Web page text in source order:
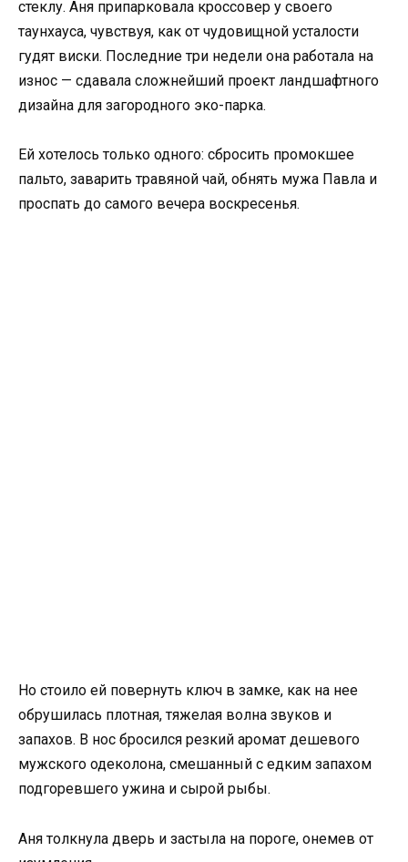
стеклу. Аня припарковала кроссовер у своего
таунхауса, чувствуя, как от чудовищной усталости
гудят виски. Последние три недели она работала на
износ — сдавала сложнейший проект ландшафтного
дизайна для загородного эко-парка.
Ей хотелось только одного: сбросить промокшее
пальто, заварить травяной чай, обнять мужа Павла и
проспать до самого вечера воскресенья.
Но стоило ей повернуть ключ в замке, как на нее
обрушилась плотная, тяжелая волна звуков и
запахов. В нос бросился резкий аромат дешевого
мужского одеколона, смешанный с едким запахом
подгоревшего ужина и сырой рыбы.
Аня толкнула дверь и застыла на пороге, онемев от